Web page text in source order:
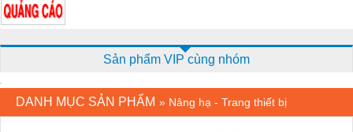
Sản phẩm VIP cùng nhóm
DANH MỤC SẢN PHẨM » Nâng hạ - Trang thiết bị